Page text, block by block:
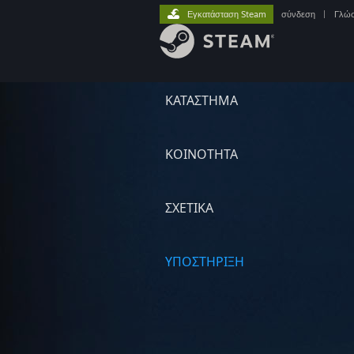
ΚΑΤΑΣΤΗΜΑ
ΚΟΙΝΟΤΗΤΑ
ΣΧΕΤΙΚΆ
ΥΠΟΣΤΗΡΙΞΗ
Εγκατάσταση Steam σύνδεση